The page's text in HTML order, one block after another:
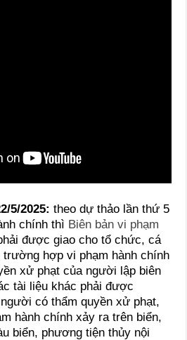
5/2025:theo dự thảo lần thứ 5
chính thì Biên bản vi phạm
được giao cho tổ chức, cá
trường hợp vi phạm hành chính
xử phạt của người lập biên
tài liệu khác phải được
có thẩm quyền xử phạt,
hành chính xảy ra trên biển,
biển, phương tiện thủy nội